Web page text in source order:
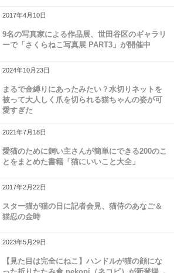
2017年4月10日
9名の写真家による作品展、世田谷区のギャラリ
ーで「さくらねこ写真展 PART3」が開催中
2024年10月23日
まるで金縛りにあったみたい？水切りネットを
被って大人しく爪を切られる猫ちゃんの姿が可
愛すぎた
2021年7月18日
愛猫のために飼い主さんが簡単にできる200のこ
とをまとめた書籍「猫にいいこと大全」
2017年2月22日
スター猫が猫の日に記者会見、猫侍のあなご＆
猫忍の金時
2023年5月29日
【見た目は完全にねこ】ハンドルが猫の顔にな